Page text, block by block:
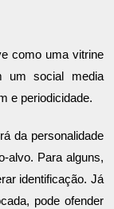
como uma vitrine
um social media
e periodicidade.
da personalidade
alvo. Para alguns,
identificação. Já
pode ofender